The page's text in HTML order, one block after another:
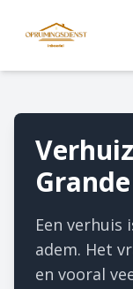
Grande
Een verhuis
adem. Het
en vooral